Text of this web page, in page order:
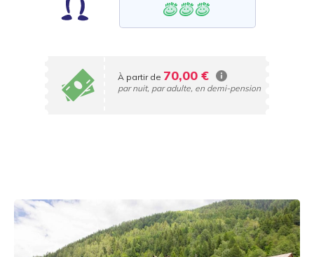
À partir de 70,00 €
par nuit, par adulte, en demi-pension